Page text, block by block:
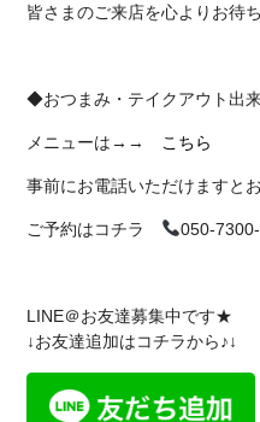
皆さまのご来店を心よりお待
◆おつまみ・テイクアウト出
メニューは→→ こちら
事前にお電話いただけますと
ご予約はコチラ 050-
LINE＠お友達募集中です★
↓お友達追加はコチラから♪↓